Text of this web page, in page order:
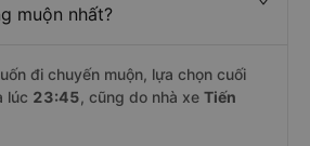
muộn nhất?
đi chuyến muộn, lựa chọn cuối
lúc 23:45, cũng do nhà xe Tiến